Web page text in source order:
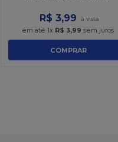
R$ 3,99
em até1x R$ 3,99 sem juros
COMPRAR